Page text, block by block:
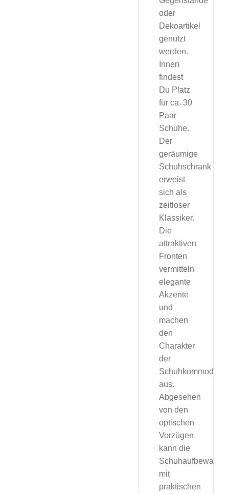
oder
Dekoartikel
genutzt
werden.
Innen
findest
Du Platz
für ca. 30
Paar
Schuhe.
Der
geräumige
Schuhschrank
erweist
sich als
zeitloser
Klassiker.
Die
attraktiven
Fronten
vermitteln
elegante
Akzente
und
machen
den
Charakter
der
Schuhkommode
aus.
Abgesehen
von den
optischen
Vorzügen
kann die
mit
praktischen